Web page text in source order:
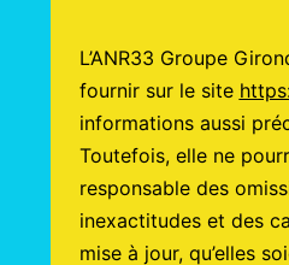
L’ANR33 Groupe
fournir sur le site
informations aussi
Toutefois, elle ne
responsable des
inexactitudes et des
mise à jour, qu’elles